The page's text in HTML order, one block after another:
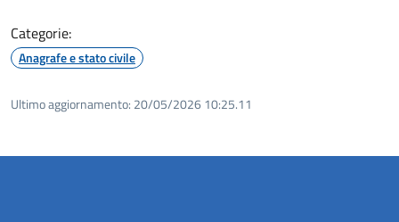
Categorie:
Anagrafe e stato civile
Ultimo aggiornamento: 20/05/2026 10:25.11